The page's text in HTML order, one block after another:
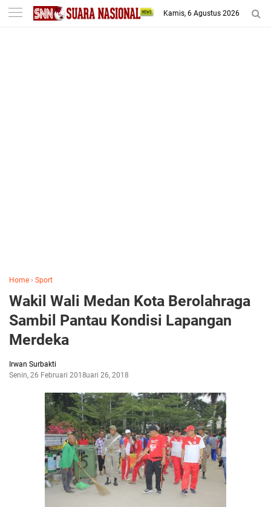
-->
Kamis, 6 Agustus 2026
Home › Sport
Wakil Wali Medan Kota Berolahraga
Sambil Pantau Kondisi Lapangan
Merdeka
Irwan Surbakti
Senin, 26 Februari 2018Februari 26, 2018